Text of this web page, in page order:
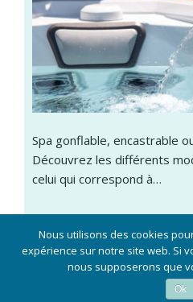
Spa gonflable, encastrable
Découvrez les différents
celui qui correspond à…
Idées et conseils de décoration
piscine :informations légales
Nous utilisons des cookies
expérience sur notre site web. Si
nous supposerons que
Ok